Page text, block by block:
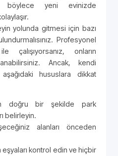
böylece yeni evinizde
yolunda gitmesi için bazı
Profesyonel
onların
Ancak, kendi
aşağıdaki hususlara dikkat
doğru bir şekilde park
belirleyin.
alanları önceden
kontrol edin ve hiçbir